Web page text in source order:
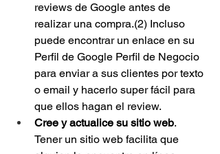
reviews de Google antes de
realizar una compra.(2) Incluso
puede encontrar un enlace en su
Perfil de Google Perfil de Negocio
para enviar a sus clientes por texto
o email y hacerlo super fácil para
que ellos hagan el review.
Cree y actualice su sitio web.
Tener un sitio web facilita que